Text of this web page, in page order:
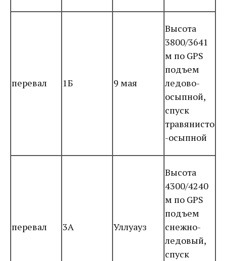
перевал 1Б 9 мая
Высота
3800/3641
м по GPS
подъем
ледово-
осыпной,
спуск
травянисто
-осыпной
перевал 3А Уллуауз
Высота
4300/4240
м по GPS
подъем
снежно-
ледовый,
спуск